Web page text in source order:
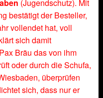
(Jugendschutz). Mit
bestätigt der Besteller,
vollendet hat, voll
sich damit
Bräu das von ihm
oder durch die Schufa,
überprüfen
sich, dass nur er